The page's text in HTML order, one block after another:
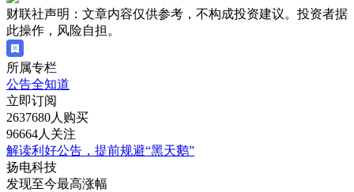
财联社声明：文章内容仅供参考，不构成投资建议。投资者据
此操作，风险自担。
所属专栏
公告全知道
立即订阅
2637680人购买
96664人关注
解读利好公告，提前规避“黑天鹅”
扬电科技
发现至今最高涨幅